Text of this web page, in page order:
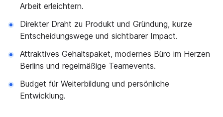
Arbeit erleichtern.
Direkter Draht zu Produkt und Gründung, kurze
Entscheidungswege und sichtbarer Impact.
Attraktives Gehaltspaket, modernes Büro im Herzen
Berlins und regelmäßige Teamevents.
Budget für Weiterbildung und persönliche
Entwicklung.